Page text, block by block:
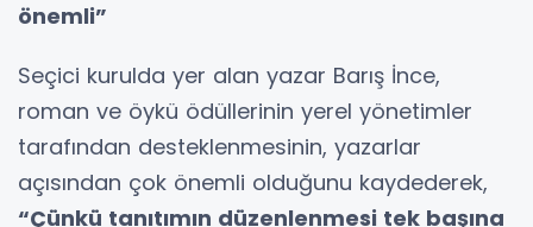
önemli”
Seçici kurulda yer alan yazar Barış İnce,
roman ve öykü ödüllerinin yerel yönetimler
tarafından desteklenmesinin, yazarlar
açısından çok önemli olduğunu kaydederek,
“Çünkü tanıtımın düzenlenmesi tek başına